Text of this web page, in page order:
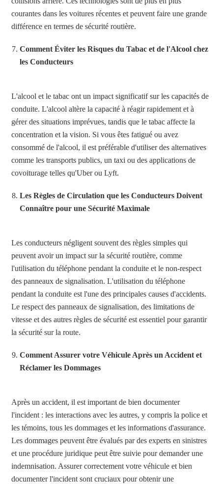
courantes dans les voitures récentes et peuvent faire une grande
différence en termes de sécurité routière.
Comment Éviter les Risques du Tabac et de l'Alcool chez
les Conducteurs
L'alcool et le tabac ont un impact significatif sur les capacités de
conduite. L'alcool altère la capacité à réagir rapidement et à
gérer des situations imprévues, tandis que le tabac affecte la
concentration et la vision. Si vous êtes fatigué ou avez
consommé de l'alcool, il est préférable d'utiliser des alternatives
comme les transports publics, un taxi ou des applications de
covoiturage telles qu'Uber ou Lyft.
Les Règles de Circulation que les Conducteurs Doivent
Connaître pour une Sécurité Maximale
Les conducteurs négligent souvent des règles simples qui
peuvent avoir un impact sur la sécurité routière, comme
l'utilisation du téléphone pendant la conduite et le non-respect
des panneaux de signalisation. L'utilisation du téléphone
pendant la conduite est l'une des principales causes d'accidents.
Le respect des panneaux de signalisation, des limitations de
vitesse et des autres règles de sécurité est essentiel pour garantir
la sécurité sur la route.
Comment Assurer votre Véhicule Après un Accident et
Réclamer les Dommages
Après un accident, il est important de bien documenter
l'incident : les interactions avec les autres, y compris la police et
les témoins, tous les dommages et les informations d'assurance.
Les dommages peuvent être évalués par des experts en sinistres
et une procédure juridique peut être suivie pour demander une
indemnisation. Assurer correctement votre véhicule et bien
documenter l'incident sont cruciaux pour obtenir une